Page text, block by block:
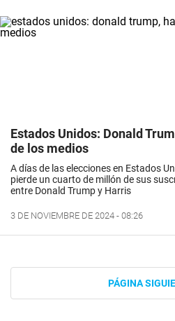
Estados Unidos: Donald
de los medios
A días de las elecciones en Estados
pierde un cuarto de millón de sus
entre Donald Trump y Harris
3 DE NOVIEMBRE DE 2024 - 08:26
PÁGINA